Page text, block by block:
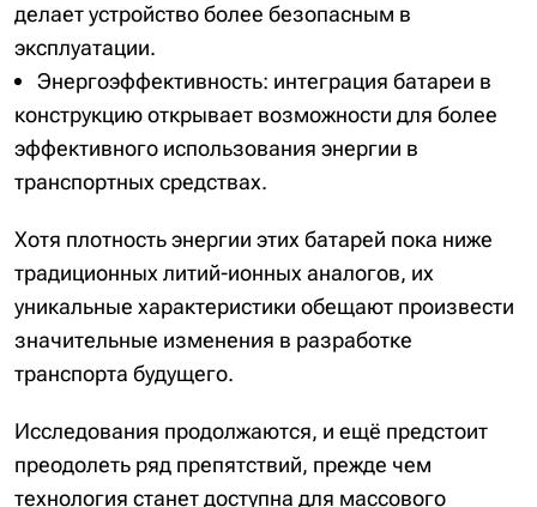
делает устройство более безопасным в
эксплуатации.
Энергоэффективность: интеграция батареи в
конструкцию открывает возможности для более
эффективного использования энергии в
транспортных средствах.
Хотя плотность энергии этих батарей пока ниже
традиционных литий-ионных аналогов, их
уникальные характеристики обещают произвести
значительные изменения в разработке
транспорта будущего.
Исследования продолжаются, и ещё предстоит
преодолеть ряд препятствий, прежде чем
технология станет доступна для массового